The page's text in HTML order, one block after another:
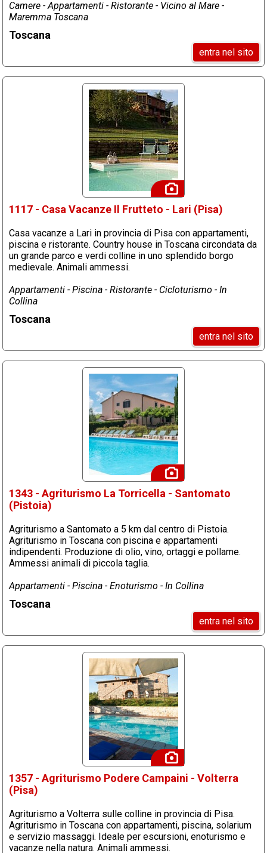
Camere - Appartamenti - Ristorante - Vicino al Mare -
Maremma Toscana
Toscana
entra nel sito
1117 - Casa Vacanze Il Frutteto - Lari (Pisa)
Casa vacanze a Lari in provincia di Pisa con appartamenti,
piscina e ristorante. Country house in Toscana circondata da
un grande parco e verdi colline in uno splendido borgo
medievale. Animali ammessi.
Appartamenti - Piscina - Ristorante - Cicloturismo - In
Collina
Toscana
entra nel sito
1343 - Agriturismo La Torricella - Santomato
(Pistoia)
Agriturismo a Santomato a 5 km dal centro di Pistoia.
Agriturismo in Toscana con piscina e appartamenti
indipendenti. Produzione di olio, vino, ortaggi e pollame.
Ammessi animali di piccola taglia.
Appartamenti - Piscina - Enoturismo - In Collina
Toscana
entra nel sito
1357 - Agriturismo Podere Campaini - Volterra
(Pisa)
Agriturismo a Volterra sulle colline in provincia di Pisa.
Agriturismo in Toscana con appartamenti, piscina, solarium
e servizio massaggi. Ideale per escursioni, enoturismo e
vacanze nella natura. Animali ammessi.